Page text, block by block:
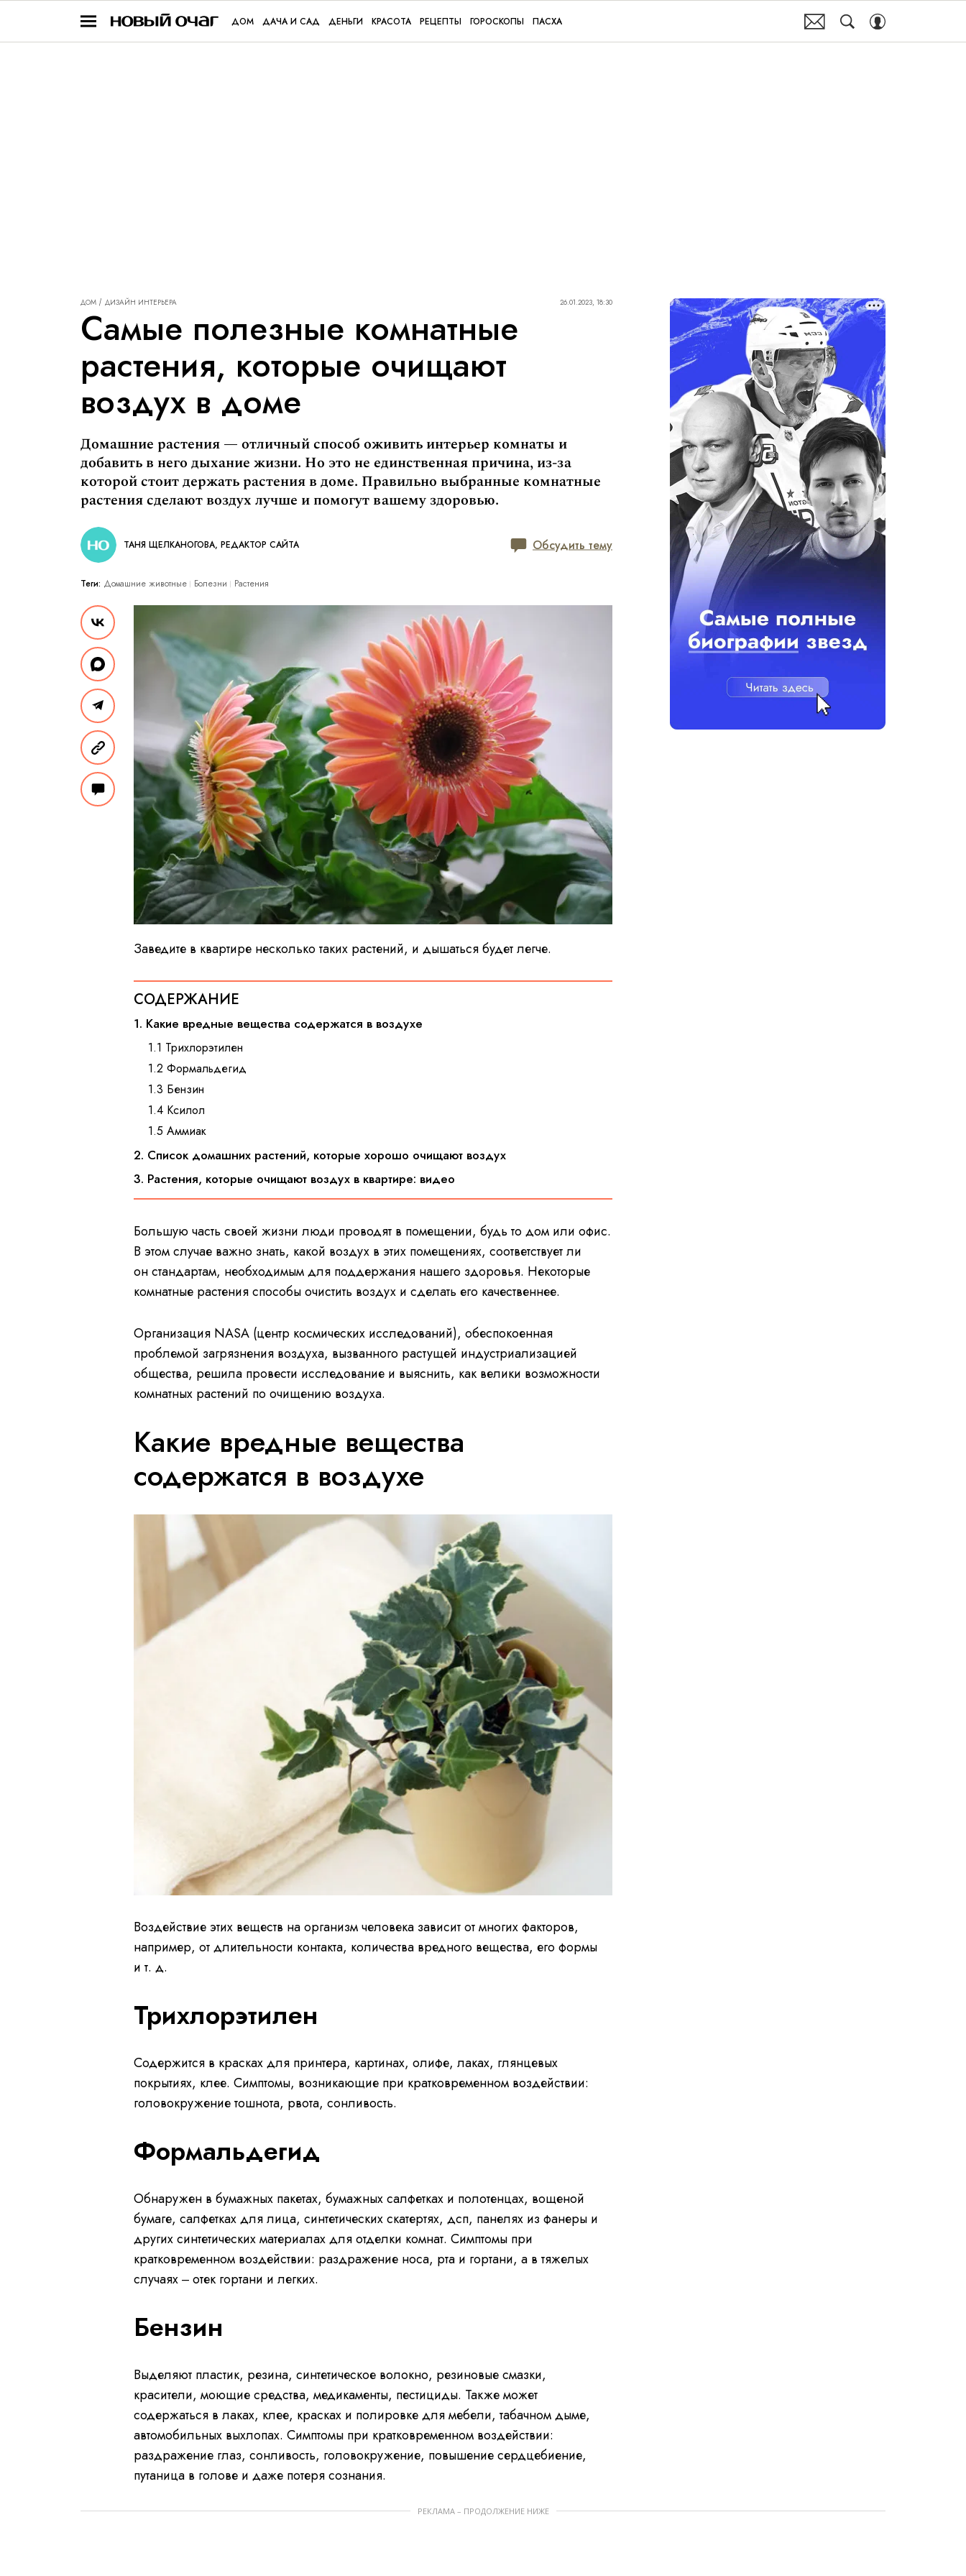
ДОМ ДАЧА И САД ДЕНЬГИ КРАСОТА РЕЦЕПТЫ ГОРОСКОПЫ ПАСХА
ДОМ ДИЗАЙН ИНТЕРЬЕРА 26.01.2023, 18:30
Самые полезные комнатные
растения, которые очищают
воздух в доме
Домашние растения — отличный способ оживить интерьер комнаты и
добавить в него дыхание жизни. Но это не единственная причина, из-за
которой стоит держать растения в доме. Правильно выбранные комнатные
растения сделают воздух лучше и помогут вашему здоровью.
ТАНЯ ЩЕЛКАНОГОВА, РЕДАКТОР САЙТА Обсудить тему
Теги: Домашние животные Болезни Растения
Заведите в квартире несколько таких растений, и дышаться будет легче.
СОДЕРЖАНИЕ
1. Какие вредные вещества содержатся в воздухе
1.1 Трихлорэтилен
1.2 Формальдегид
1.3 Бензин
1.4 Ксилол
1.5 Аммиак
2. Список домашних растений, которые хорошо очищают воздух
3. Растения, которые очищают воздух в квартире: видео
Большую часть своей жизни люди проводят в помещении, будь то дом или офис.
В этом случае важно знать, какой воздух в этих помещениях, соответствует ли
он стандартам, необходимым для поддержания нашего здоровья. Некоторые
комнатные растения способы очистить воздух и сделать его качественнее.
Организация NASA (центр космических исследований), обеспокоенная
проблемой загрязнения воздуха, вызванного растущей индустриализацией
общества, решила провести исследование и выяснить, как велики возможности
комнатных растений по очищению воздуха.
Какие вредные вещества
содержатся в воздухе
Воздействие этих веществ на организм человека зависит от многих факторов,
например, от длительности контакта, количества вредного вещества, его формы
и т. д.
Трихлорэтилен
Содержится в красках для принтера, картинах, олифе, лаках, глянцевых
покрытиях, клее. Симптомы, возникающие при кратковременном воздействии:
головокружение тошнота, рвота, сонливость.
Формальдегид
Обнаружен в бумажных пакетах, бумажных салфетках и полотенцах, вощеной
бумаге, салфетках для лица, синтетических скатертях, дсп, панелях из фанеры и
других синтетических материалах для отделки комнат. Симптомы при
кратковременном воздействии: раздражение носа, рта и гортани, а в тяжелых
случаях ‒ отек гортани и легких.
Бензин
Выделяют пластик, резина, синтетическое волокно, резиновые смазки,
красители, моющие средства, медикаменты, пестициды. Также может
содержаться в лаках, клее, красках и полировке для мебели, табачном дыме,
автомобильных выхлопах. Симптомы при кратковременном воздействии:
раздражение глаз, сонливость, головокружение, повышение сердцебиение,
путаница в голове и даже потеря сознания.
РЕКЛАМА – ПРОДОЛЖЕНИЕ НИЖЕ